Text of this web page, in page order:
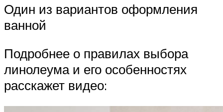
Один из вариантов оформления
ванной
Подробнее о правилах выбора
линолеума и его особенностях
расскажет видео: